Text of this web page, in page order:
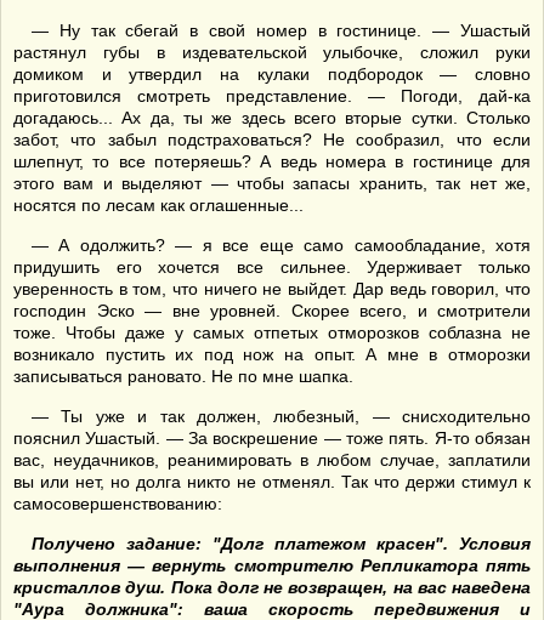
— Ну так сбегай в свой номер в гостинице. — Ушастый
растянул губы в издевательской улыбочке, сложил руки
домиком и утвердил на кулаки подбородок — словно
приготовился смотреть представление. — Погоди, дай-ка
догадаюсь... Ах да, ты же здесь всего вторые сутки. Столько
забот, что забыл подстраховаться? Не сообразил, что если
шлепнут, то все потеряешь? А ведь номера в гостинице для
этого вам и выделяют — чтобы запасы хранить, так нет же,
носятся по лесам как оглашенные...
— А одолжить? — я все еще само самообладание, хотя
придушить его хочется все сильнее. Удерживает только
уверенность в том, что ничего не выйдет. Дар ведь говорил, что
господин Эско — вне уровней. Скорее всего, и смотрители
тоже. Чтобы даже у самых отпетых отморозков соблазна не
возникало пустить их под нож на опыт. А мне в отморозки
записываться рановато. Не по мне шапка.
— Ты уже и так должен, любезный, — снисходительно
пояснил Ушастый. — За воскрешение — тоже пять. Я-то обязан
вас, неудачников, реанимировать в любом случае, заплатили
вы или нет, но долга никто не отменял. Так что держи стимул к
самосовершенствованию:
Получено задание: "Долг платежом красен". Условия
выполнения — вернуть смотрителю Репликатора пять
кристаллов душ. Пока долг не возвращен, на вас наведена
"Аура должника": ваша скорость передвижения и